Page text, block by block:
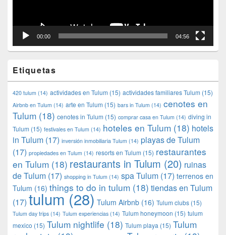
00:00 04:56
Etiquetas
420 tulum (14) actividades en Tulum (15) actividades familiares Tulum (15)
Airbnb en Tulum (14) arte en Tulum (15) bars in Tulum (14) cenotes en
Tulum (18) cenotes in Tulum (15) comprar casa en Tulum (14) diving in
Tulum (15) festivales en Tulum (14) hoteles en Tulum (18) hotels
in Tulum (17) inversión inmobiliaria Tulum (14) playas de Tulum
(17) propiedades en Tulum (14) resorts en Tulum (15) restaurantes
en Tulum (18) restaurants in Tulum (20) ruinas
de Tulum (17) shopping in Tulum (14) spa Tulum (17) terrenos en
Tulum (16) things to do in tulum (18) tiendas en Tulum
(17) tulum(28) Tulum Airbnb (16) Tulum clubs (15)
Tulum day trips (14) Tulum experiencias (14) Tulum honeymoon (15) tulum
mexico (15) Tulum nightlife (18) Tulum playa (15) Tulum